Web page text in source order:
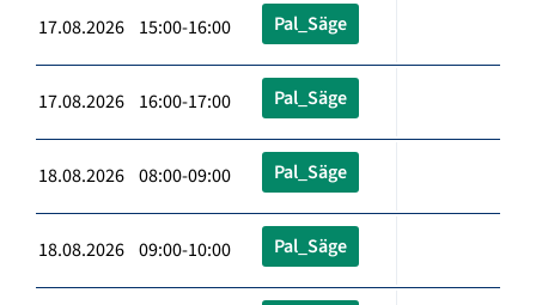
17.08.2026 15:00-16:00 Pal_Säge
17.08.2026 16:00-17:00 Pal_Säge
18.08.2026 08:00-09:00 Pal_Säge
18.08.2026 09:00-10:00 Pal_Säge